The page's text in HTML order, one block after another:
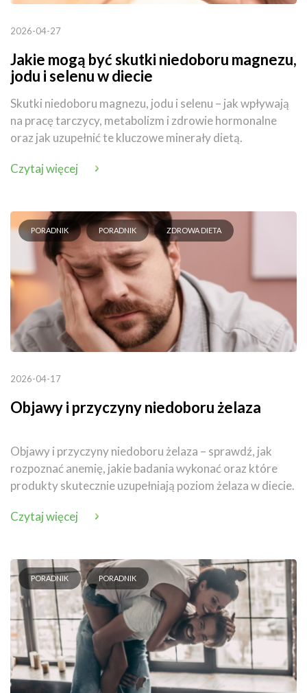
2026-04-27
Jakie mogą być skutki niedoboru magnezu,
jodu i selenu w diecie
Skutki niedoboru magnezu, jodu i selenu – jak wpływają
na pracę tarczycy, metabolizm i zdrowie hormonalne
oraz jak uzupełnić te kluczowe minerały dietą.
Czytaj więcej
PORADNIK PORADNIK ZDROWA DIETA
2026-04-17
Objawy i przyczyny niedoboru żelaza
Objawy i przyczyny niedoboru żelaza – sprawdź, jak
rozpoznać anemię, jakie badania wykonać oraz które
produkty skutecznie uzupełniają poziom żelaza w diecie.
Czytaj więcej
PORADNIK PORADNIK